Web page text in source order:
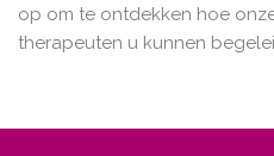
op om te ontdekken hoe
therapeuten u kunnen